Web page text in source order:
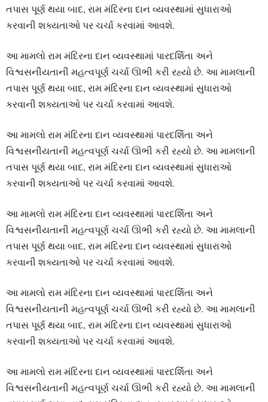
તપાસ પૂર્ણ થયા બાદ, રામ મંદિરના દાન વ્યવસ્થામાં સુધારાઓ
કરવાની શક્યતાઓ પર ચર્ચા કરવામાં આવશે.
આ મામલો રામ મંદિરના દાન વ્યવસ્થામાં પારદર્શિતા અને
વિશ્વસનીયતાની મહત્વપૂર્ણ ચર્ચા ઊભી કરી રહ્યો છે. આ મામલાની
તપાસ પૂર્ણ થયા બાદ, રામ મંદિરના દાન વ્યવસ્થામાં સુધારાઓ
કરવાની શક્યતાઓ પર ચર્ચા કરવામાં આવશે.
આ મામલો રામ મંદિરના દાન વ્યવસ્થામાં પારદર્શિતા અને
વિશ્વસનીયતાની મહત્વપૂર્ણ ચર્ચા ઊભી કરી રહ્યો છે. આ મામલાની
તપાસ પૂર્ણ થયા બાદ, રામ મંદિરના દાન વ્યવસ્થામાં સુધારાઓ
કરવાની શક્યતાઓ પર ચર્ચા કરવામાં આવશે.
આ મામલો રામ મંદિરના દાન વ્યવસ્થામાં પારદર્શિતા અને
વિશ્વસનીયતાની મહત્વપૂર્ણ ચર્ચા ઊભી કરી રહ્યો છે. આ મામલાની
તપાસ પૂર્ણ થયા બાદ, રામ મંદિરના દાન વ્યવસ્થામાં સુધારાઓ
કરવાની શક્યતાઓ પર ચર્ચા કરવામાં આવશે.
આ મામલો રામ મંદિરના દાન વ્યવસ્થામાં પારદર્શિતા અને
વિશ્વસનીયતાની મહત્વપૂર્ણ ચર્ચા ઊભી કરી રહ્યો છે. આ મામલાની
તપાસ પૂર્ણ થયા બાદ, રામ મંદિરના દાન વ્યવસ્થામાં સુધારાઓ
કરવાની શક્યતાઓ પર ચર્ચા કરવામાં આવશે.
આ મામલો રામ મંદિરના દાન વ્યવસ્થામાં પારદર્શિતા અને
વિશ્વસનીયતાની મહત્વપૂર્ણ ચર્ચા ઊભી કરી રહ્યો છે. આ મામલાની